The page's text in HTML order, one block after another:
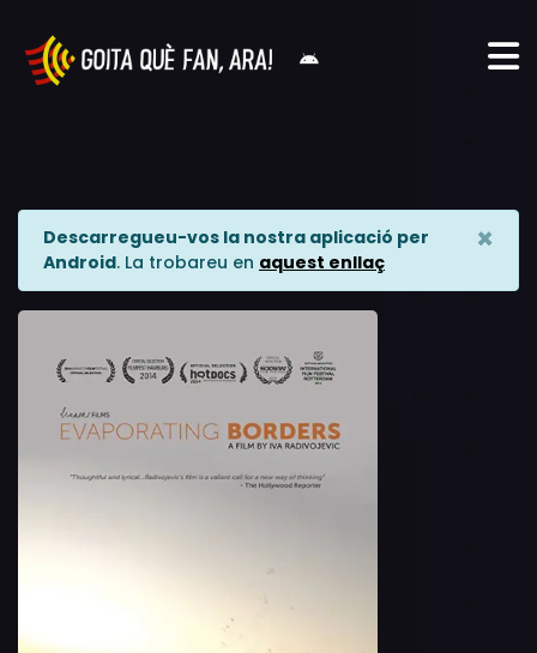
Descarregueu-vos la nostra aplicació per
Android. La trobareu en aquest enllaç
×